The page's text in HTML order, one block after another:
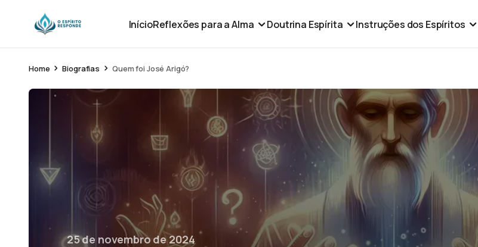
InícioReflexões para a Alma Doutrina Espírita Instruções dos Espíritos
Home Biografias Quem foi José Arigó?
25 de novembro de 2024